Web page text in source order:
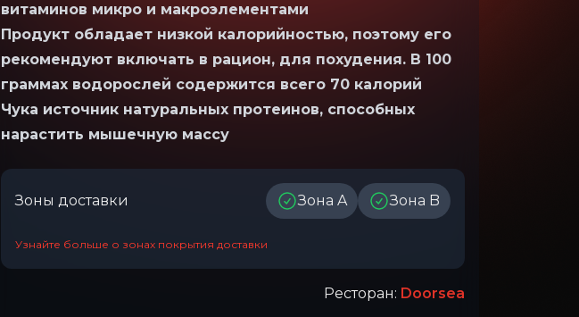
витаминов микро и макроэлементами
Продукт обладает низкой калорийностью, поэтому его
рекомендуют включать в рацион, для похудения. В 100
граммах водорослей содержится всего 70 калорий
Чука источник натуральных протеинов, способных
нарастить мышечную массу
Зоны доставки Зона A Зона B
Узнайте больше о зонах покрытия доставки
Ресторан: Doorsea